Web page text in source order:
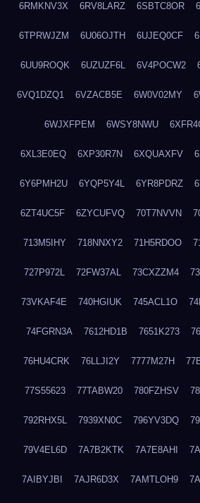
6RMKNV3X 6RV8LARZ 6SBTC8OR
6TPRWJZM 6U06OJTH 6UJEQ0CF
6UU9ROQK 6UZUZF6L 6V4POCW2
6VQ1DZQ1 6VZACB5E 6W0V02MY
6WJXFPEM 6WSY8NWU
6XL3E0EQ 6XP30R7N 6XQUAXFV
6Y6PMH2U 6YQP5Y4L 6YR8PDRZ
6ZT4UC5F 6ZYCUFVQ 70T7NVVN
713M5IHY 718NNXY2 71H5RDOO
727P972L 72FW37AL 73CXZZM4
73VKAF4E 740HGIUK 745ACL1O
74FGRN3A 7612HD1B 7651K273
76HU4CRK 76LLJI2Y 7777M27H
77S55623 77TABW20 780FZHSV
792RHX5L 7939XN0C 796YV3DQ
79V4EL6D 7A7B2KTK 7A7E8AHI
7AIBYJBI 7AJR6D3X 7AMTLOH9